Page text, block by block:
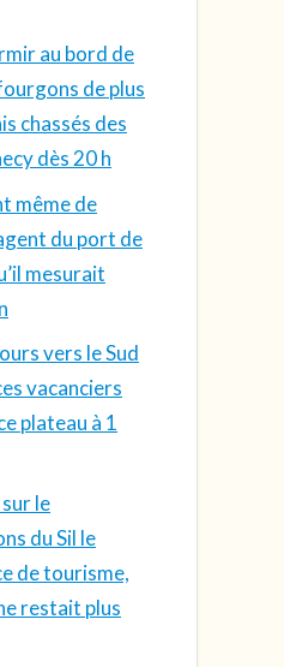
au bord de
de plus
chassés des
dès 20 h
même de
du port de
mesurait
vers le Sud
vacanciers
plateau à 1
le
du Sil le
de tourisme,
restait plus